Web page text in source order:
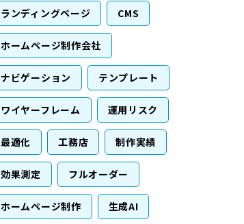
ランディングページ CMS
ホームページ制作会社
ナビゲーション テンプレート
ワイヤーフレーム 運用リスク
最適化 工務店 制作実績
効果測定 フルオーダー
ホームページ制作 生成AI